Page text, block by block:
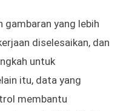
gambaran yang lebih
diselesaikan, dan
untuk
itu, data yang
membantu